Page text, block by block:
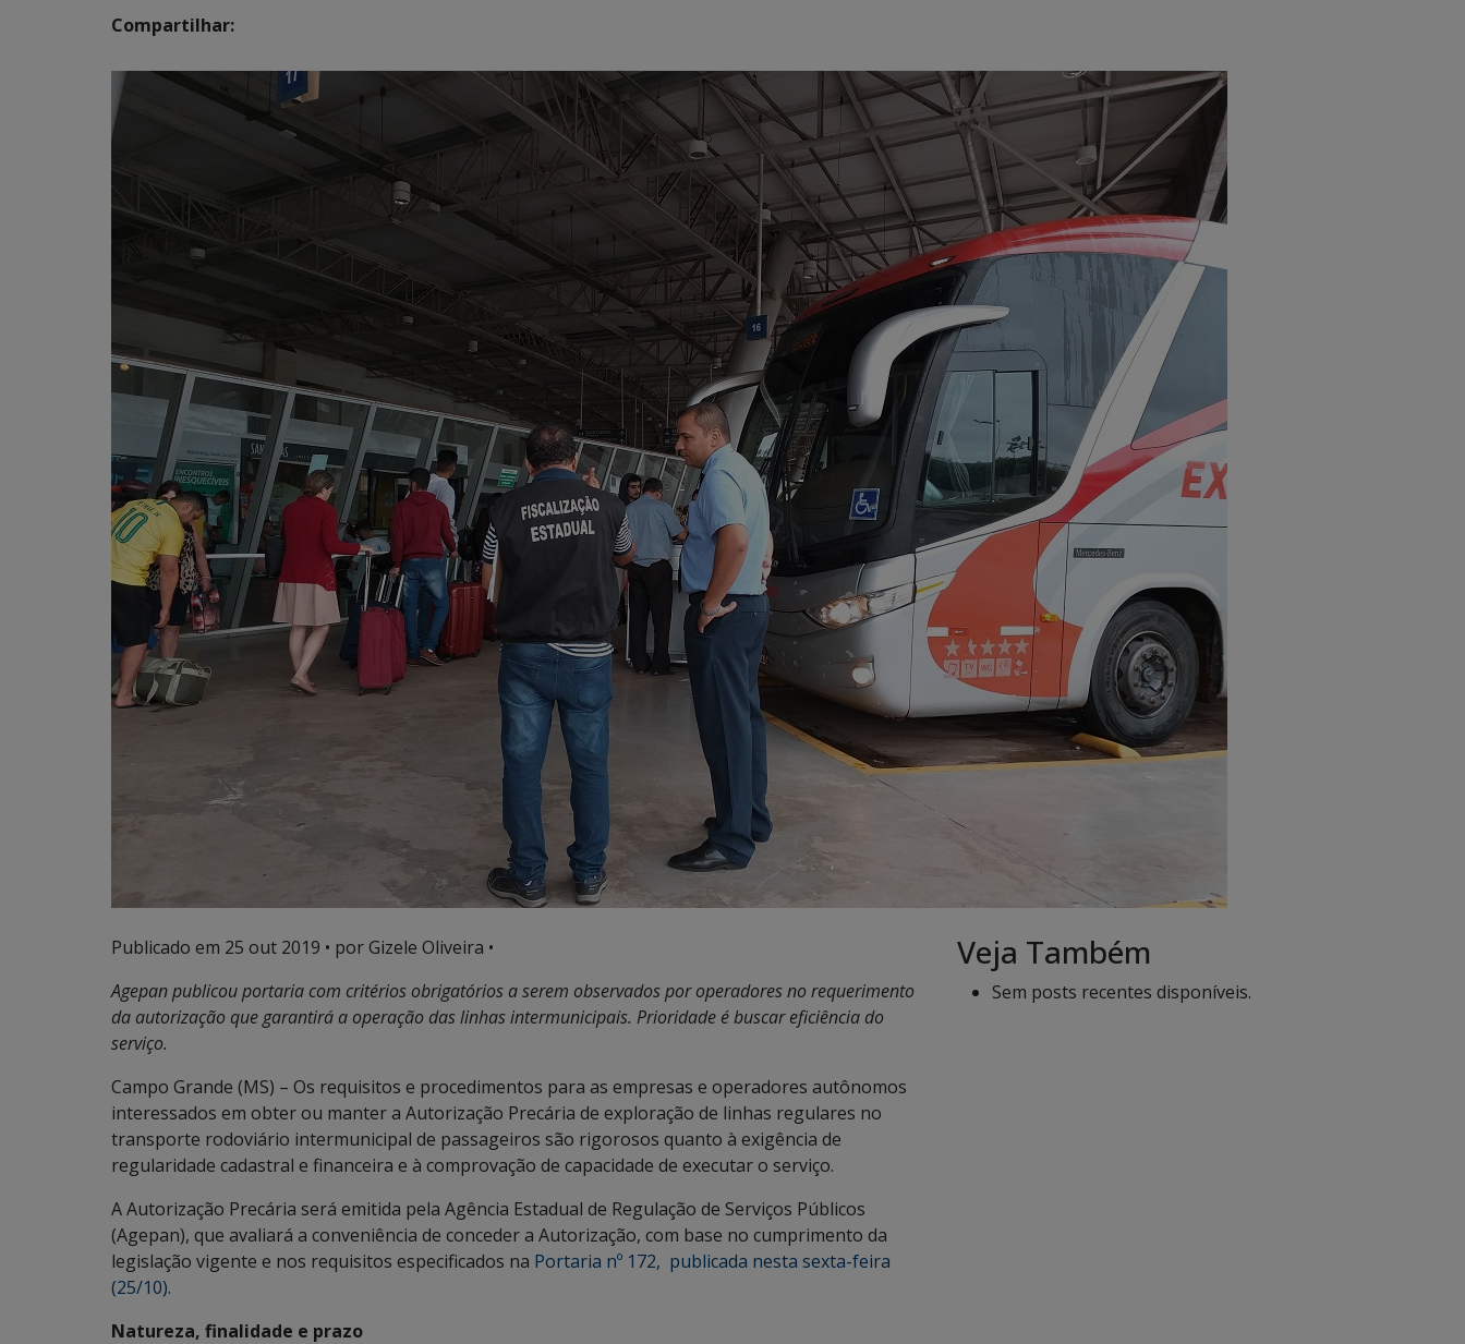
Compartilhar:
Publicado em 25 out 2019 • por Gizele Oliveira •
Agepan publicou portaria com critérios obrigatórios a serem observados por operadores no requerimento
da autorização que garantirá a operação das linhas intermunicipais. Prioridade é buscar eficiência do
serviço.
Campo Grande (MS) – Os requisitos e procedimentos para as empresas e operadores autônomos
interessados em obter ou manter a Autorização Precária de exploração de linhas regulares no
transporte rodoviário intermunicipal de passageiros são rigorosos quanto à exigência de
regularidade cadastral e financeira e à comprovação de capacidade de executar o serviço.
A Autorização Precária será emitida pela Agência Estadual de Regulação de Serviços Públicos
(Agepan), que avaliará a conveniência de conceder a Autorização, com base no cumprimento da
legislação vigente e nos requisitos especificados na Portaria nº 172, publicada nesta sexta-feira
(25/10).
Natureza, finalidade e prazo
Veja Também
Sem posts recentes disponíveis.